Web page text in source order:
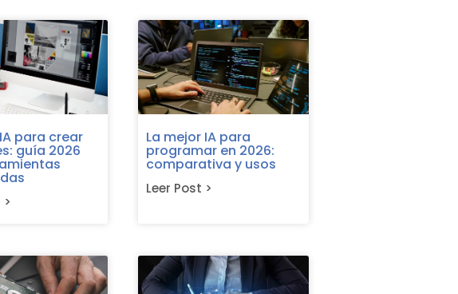
para crear
guía 2026
La mejor IA para
programar en 2026:
comparativa y usos
Leer Post >